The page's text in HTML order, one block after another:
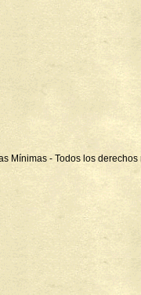
Mínimas - Todos los